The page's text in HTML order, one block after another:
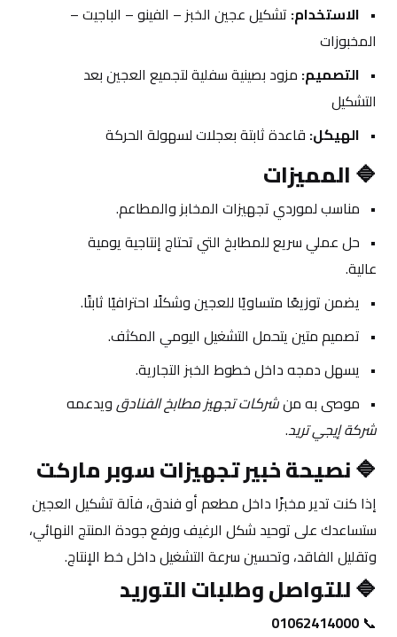
الاستخدام:
المخبوزات
التصميم:
التشكيل
الهيكل: قاعدة ثابتة بعجلات لسهولة الحركة
🔷 المميزات
مناسب لموردي تجهيزات المخابز والمطاعم.
عالية.
يضمن توزيعًا متساويًا للعجين وشكلًا احترافيًا ثابتًا.
تصميم متين يتحمل التشغيل اليومي المكثف.
يسهل دمجه داخل خطوط الخبز التجارية.
موصى به من شركات تجهيز مطابخ الفنادق ويدعمه
شركة إيجي تريد.
🔷 نصيحة خبير تجهيزات سوبر ماركت
وتقليل الفاقد، وتحسين سرعة التشغيل داخل خط الإنتاج.
🔷 للتواصل وطلبات التوريد
📞
01062414000